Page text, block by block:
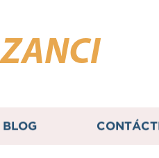
ZANCI
BLOG